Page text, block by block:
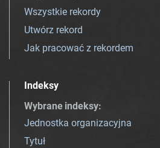
Wszystkie rekordy
Utwórz rekord
Jak pracować z rekordem
Indeksy
Wybrane indeksy:
Jednostka organizacyjna
Tytuł